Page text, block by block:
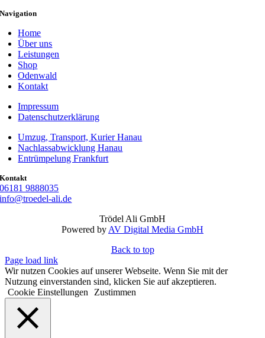
Navigation
Home
Über uns
Leistungen
Shop
Odenwald
Kontakt
Impressum
Datenschutzerklärung
Umzug, Transport, Kurier Hanau
Nachlassabwicklung Hanau
Entrümpelung Frankfurt
Kontakt
06181 9888035
info@troedel-ali.de
Trödel Ali GmbH
Powered by AV Digital Media GmbH
Back to top
Page load link
Wir nutzen Cookies auf unserer Webseite. Wenn Sie mit der
Nutzung einverstanden sind, klicken Sie auf akzeptieren.
Cookie Einstellungen
Zustimmen